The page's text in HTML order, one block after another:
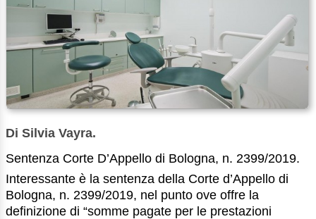
Di Silvia Vayra.
Sentenza Corte D’Appello di Bologna, n. 2399/2019.
Interessante è la sentenza della Corte d’Appello di
Bologna, n. 2399/2019, nel punto ove offre la
definizione di “somme pagate per le prestazioni